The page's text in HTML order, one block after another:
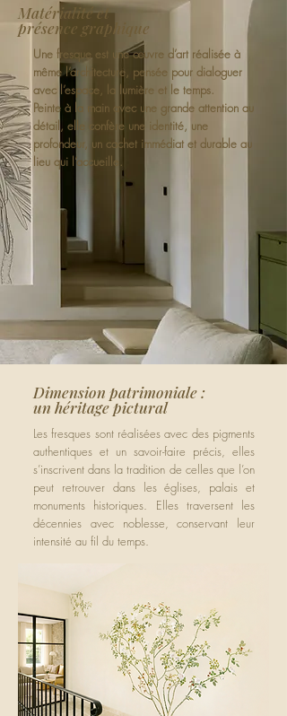
Matérialité et
présence graphique
Une fresque est une œuvre d’art réalisée à
même l’architecture, pensée pour dialoguer
avec l’espace, la lumière et le temps.
Peinte à la main avec une grande attention au
détail, elle confère une identité, une
profondeur, un cachet immédiat et durable au
lieu qui l’accueille.
Dimension patrimoniale :
un héritage pictural
Les fresques sont réalisées avec des pigments
authentiques et un savoir-faire précis, elles
s’inscrivent dans la tradition de celles que l’on
peut retrouver dans les églises, palais et
monuments historiques. Elles traversent les
décennies avec noblesse, conservant leur
intensité au fil du temps.